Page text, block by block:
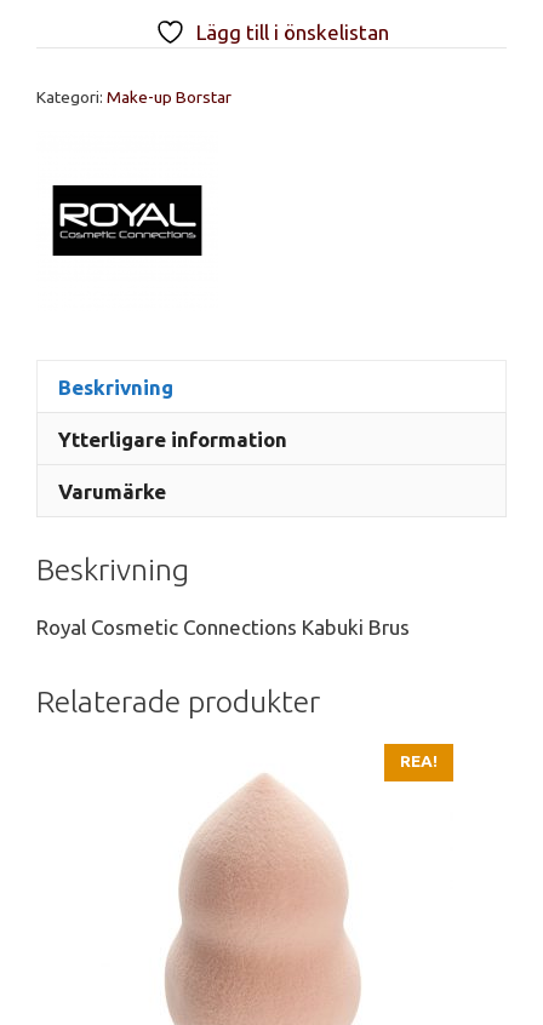
Kabuki
mängd
Lägg till i önskelistan
Kategori: Make-up Borstar
Beskrivning
Ytterligare information
Varumärke
Beskrivning
Royal Cosmetic Connections Kabuki Brus
Relaterade produkter
REA!